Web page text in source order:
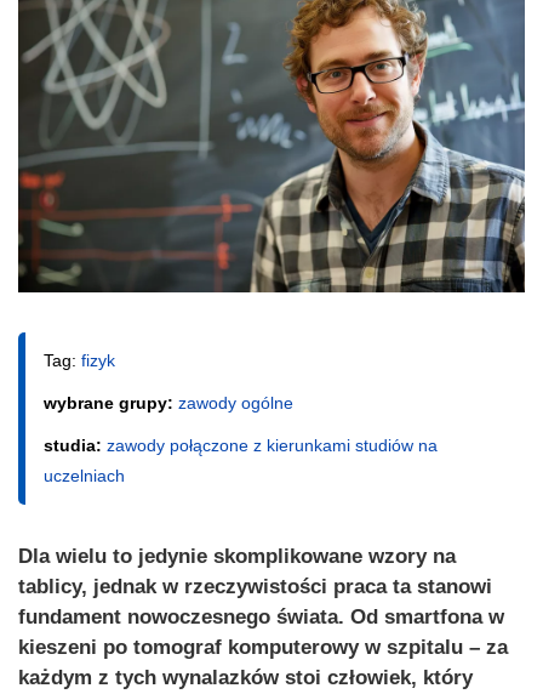
Tag: fizyk
wybrane grupy: zawody ogólne
studia: zawody połączone z kierunkami studiów na
uczelniach
Dla wielu to jedynie skomplikowane wzory na
tablicy, jednak w rzeczywistości praca ta stanowi
fundament nowoczesnego świata. Od smartfona w
kieszeni po tomograf komputerowy w szpitalu – za
każdym z tych wynalazków stoi człowiek, który